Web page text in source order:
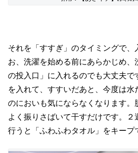
それを「すすぎ」のタイミングで、
お、洗濯を始める前にあらかじめ、
の投入口」に入れるのでも大丈夫で
を入れて、すすいだあと、今度は
のにおいも気にならなくなります。
よく振りさばいて干すだけです。
行うと「ふわふわタオル」をキープ